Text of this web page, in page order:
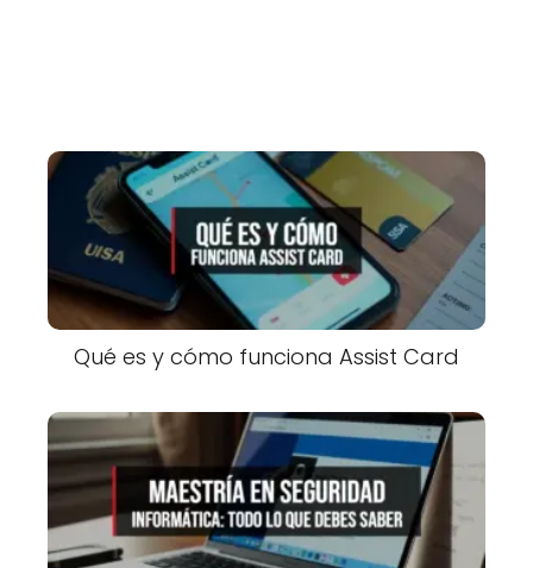
Qué es y cómo funciona Assist Card